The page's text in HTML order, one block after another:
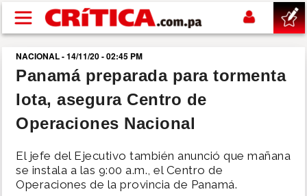
Pasar al contenido principal
buscar
SUCESOS
POLÍTICA
NACIONAL - 14/11/20 - 02:45 PM
Panamá preparada para tormenta
Iota, asegura Centro de
Operaciones Nacional
El jefe del Ejecutivo también anunció que mañana
se instala a las 9:00 a.m., el Centro de
Operaciones de la provincia de Panamá.